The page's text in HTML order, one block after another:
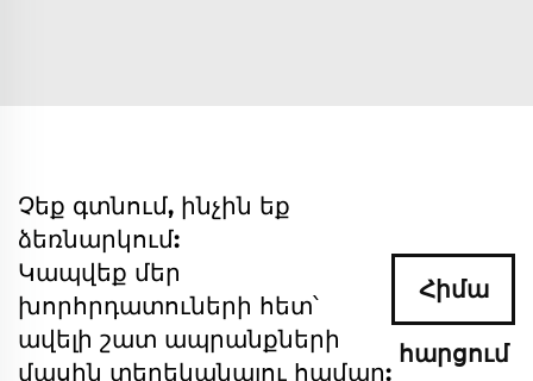
Չեք գտնում, ինչին եք
ձեռնարկում:
Կապվեք մեր
խորհրդատուների հետ՝
ավելի շատ ապրանքների
մասին տեղեկանալու համար:
Հիմա
հարցում